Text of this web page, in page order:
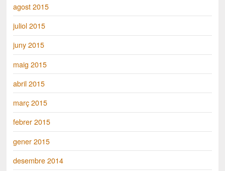
agost 2015
juliol 2015
juny 2015
maig 2015
abril 2015
març 2015
febrer 2015
gener 2015
desembre 2014